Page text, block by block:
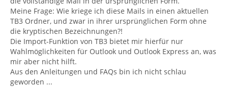
Meine Frage: Wie kriege ich diese Mails in einen aktuellen
TB3 Ordner, und zwar in ihrer ursprünglichen Form ohne
die kryptischen Bezeichnungen?!
Die Import-Funktion von TB3 bietet mir hierfür nur
Wahlmöglichkeiten für Outlook und Outlook Express an, was
mir aber nicht hilft.
Aus den Anleitungen und FAQs bin ich nicht schlau
geworden ...